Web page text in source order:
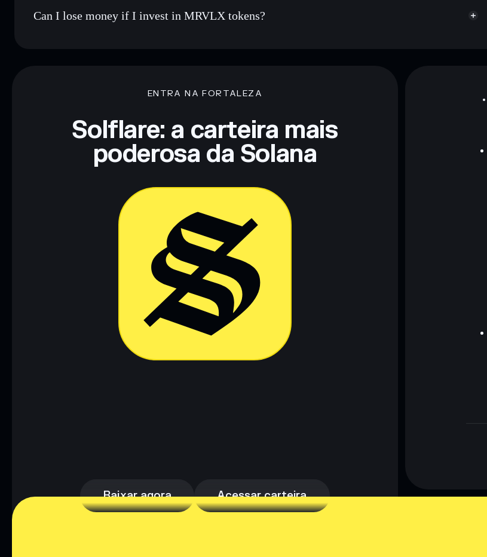
Can I lose money if I invest in MRVLX tokens?
ENTRA NA FORTALEZA
Solflare: a carteira mais
poderosa da Solana
Baixar agora Acessar carteira